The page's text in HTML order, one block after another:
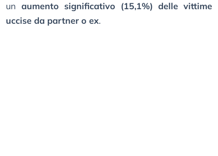
un aumento significativo (15,1%) delle vittime
uccise da partner o ex.